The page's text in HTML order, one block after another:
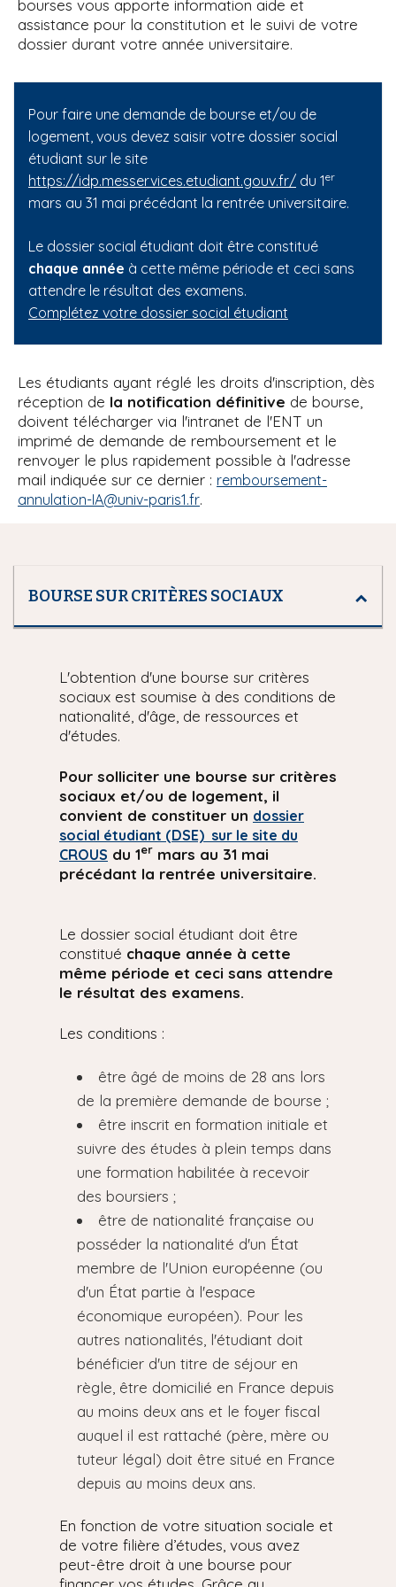
n
bourses vous apporte information aide et
assistance pour la constitution et le suivi de votre
dossier durant votre année universitaire.
Pour faire une demande de bourse et/ou de
logement, vous devez saisir votre dossier social
étudiant sur le site
https://idp.messervices.etudiant.gouv.fr/ du 1er
mars au 31 mai précédant la rentrée universitaire.
Le dossier social étudiant doit être constitué
chaque année à cette même période et ceci sans
attendre le résultat des examens.
Complétez votre dossier social étudiant
Les étudiants ayant réglé les droits d'inscription, dès
réception de la notification définitive de bourse,
doivent télécharger via l'intranet de l'ENT un
imprimé de demande de remboursement et le
renvoyer le plus rapidement possible à l'adresse
mail indiquée sur ce dernier : remboursement-
annulation-IA@univ-paris1.fr.
BOURSE SUR CRITÈRES SOCIAUX
L'obtention d'une bourse sur critères
sociaux est soumise à des conditions de
nationalité, d'âge, de ressources et
d'études.
Pour solliciter une bourse sur critères
sociaux et/ou de logement, il
convient de constituer un dossier
social étudiant (DSE) sur le site du
CROUS du 1er mars au 31 mai
précédant la rentrée universitaire.
Le dossier social étudiant doit être
constitué chaque année à cette
même période et ceci sans attendre
le résultat des examens.
Les conditions :
être âgé de moins de 28 ans lors
de la première demande de bourse ;
être inscrit en formation initiale et
suivre des études à plein temps dans
une formation habilitée à recevoir
des boursiers ;
être de nationalité française ou
posséder la nationalité d'un État
membre de l'Union européenne (ou
d'un État partie à l'espace
économique européen). Pour les
autres nationalités, l'étudiant doit
bénéficier d'un titre de séjour en
règle, être domicilié en France depuis
au moins deux ans et le foyer fiscal
auquel il est rattaché (père, mère ou
tuteur légal) doit être situé en France
depuis au moins deux ans.
En fonction de votre situation sociale et
de votre filière d’études, vous avez
peut-être droit à une bourse pour